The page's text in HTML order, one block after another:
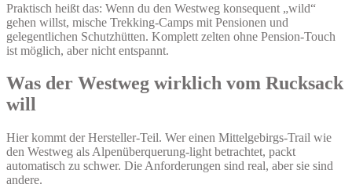
Praktisch heißt das: Wenn du den Westweg konsequent „wild“
gehen willst, mische Trekking-Camps mit Pensionen und
gelegentlichen Schutzhütten. Komplett zelten ohne Pension-Touch
ist möglich, aber nicht entspannt.
Was der Westweg wirklich vom Rucksack
will
Hier kommt der Hersteller-Teil. Wer einen Mittelgebirgs-Trail wie
den Westweg als Alpenüberquerung-light betrachtet, packt
automatisch zu schwer. Die Anforderungen sind real, aber sie sind
andere.